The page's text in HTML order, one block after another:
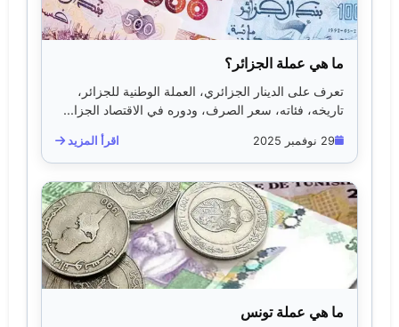
ما هي عملة الجزائر؟
تعرف على الدينار الجزائري، العملة الوطنية للجزائر،
تاريخه، فئاته، سعر الصرف، ودوره في الاقتصاد الجزا...
29 نوفمبر 2025 اقرأ المزيد
ما هي عملة تونس